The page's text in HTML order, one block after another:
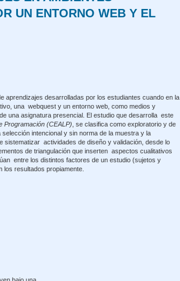
UN ENTORNO WEB Y EL
aprendizajes desarrolladas por los estudiantes cuando en la
una webquest y un entorno web, como medios y
una asignatura presencial. El estudio que desarrolla este
Programación (CEALP) , se clasifica como exploratorio y de
intencional y sin norma de la muestra y la
sistematizar actividades de diseño y validación, desde lo
de triangulación que inserten aspectos cualitativos
entre los distintos factores de un estudio (sujetos y
resultados propiamente.